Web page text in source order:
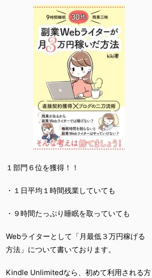
１部門６位を獲得！！
・１日平均１時間残業していても
・９時間たっぷり睡眠を取っていても
Webライターとして「月最低３万円稼げる
方法」について書いております。
Kindle Unlimitedなら、初めて利用される方